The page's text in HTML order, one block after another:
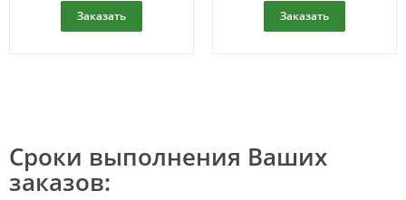
Заказать Заказать
Сроки выполнения Ваших
заказов: